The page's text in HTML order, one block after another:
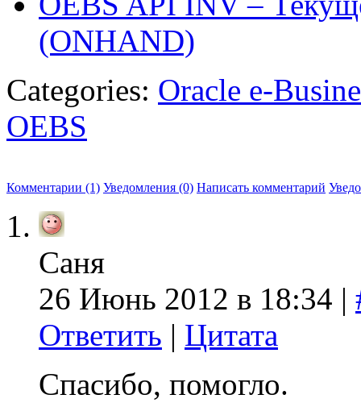
(ONHAND)
Categories: Oracle e-
OEBS
Комментарии (1) Уведомления (0) Написать комментарий
Саня
26 Июнь 2012 в 18:34 |
Ответить | Цитата
Спасибо, помогло.